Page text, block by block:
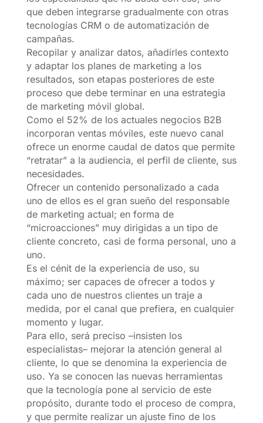
que deben integrarse gradualmente con otras
tecnologías CRM o de automatización de
campañas.
Recopilar y analizar datos, añadirles contexto
y adaptar los planes de marketing a los
resultados, son etapas posteriores de este
proceso que debe terminar en una estrategia
de marketing móvil global.
Como el 52% de los actuales negocios B2B
incorporan ventas móviles, este nuevo canal
ofrece un enorme caudal de datos que permite
“retratar” a la audiencia, el perfil de cliente, sus
necesidades.
Ofrecer un contenido personalizado a cada
uno de ellos es el gran sueño del responsable
de marketing actual; en forma de
“microacciones” muy dirigidas a un tipo de
cliente concreto, casi de forma personal, uno a
uno.
Es el cénit de la experiencia de uso, su
máximo; ser capaces de ofrecer a todos y
cada uno de nuestros clientes un traje a
medida, por el canal que prefiera, en cualquier
momento y lugar.
Para ello, será preciso –insisten los
especialistas– mejorar la atención general al
cliente, lo que se denomina la experiencia de
uso. Ya se conocen las nuevas herramientas
que la tecnología pone al servicio de este
propósito, durante todo el proceso de compra,
y que permite realizar un ajuste fino de los